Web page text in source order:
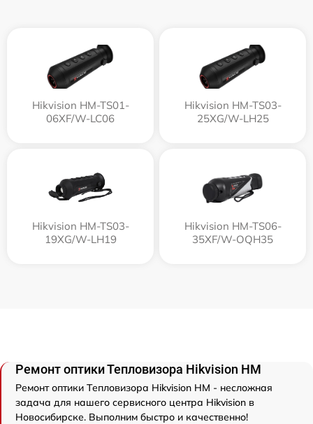
Hikvision HM-TS01-
06XF/W-LC06
Hikvision HM-TS03-
25XG/W-LH25
Hikvision HM-TS03-
19XG/W-LH19
Hikvision HM-TS06-
35XF/W-OQH35
Ремонт оптики Тепловизора Hikvision HM
Ремонт оптики Тепловизора Hikvision HM - несложная
задача для нашего сервисного центра Hikvision в
Новосибирске. Выполним быстро и качественно!